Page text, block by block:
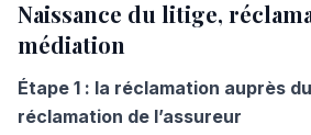
Naissance du litige,
médiation
Étape 1 : la réclamation auprès
réclamation de l’assureur